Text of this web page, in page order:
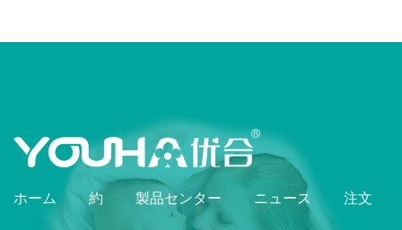
ホーム 約 製品センター ニュース 注文